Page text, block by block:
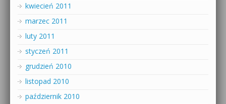
kwiecień 2011
marzec 2011
luty 2011
styczeń 2011
grudzień 2010
listopad 2010
październik 2010